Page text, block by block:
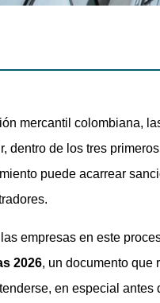
mercantil colombiana,
dentro de los tres
puede acarrear
empresas en este
2026, un documento que
en especial antes